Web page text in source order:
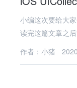
小编这次要给大
读完这篇文章之
作者：小猪